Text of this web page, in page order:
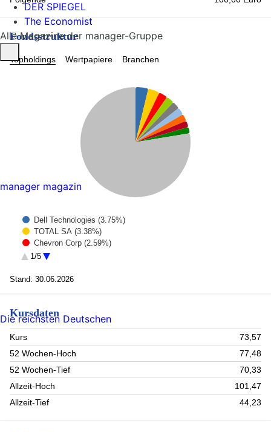
Fondsstruktur
Topholdings Wertpapiere Branchen
Dell Technologies (3.75%)
TOTAL SA (3.38%)
Chevron Corp (2.59%)
Swedish Orphan Biovitrum (2.37%)
STERLING CONSTRUCTION CO COMMON STOCK USD.01
IES Holdings Inc. Registered Shs (new) DL -,01 (1.91%)
FirstService (1.85%)
Rest (77.59%)
1/5
Stand: 30.06.2026
Kursdaten
Kurs
73,57
52 Wochen-Hoch
77,48
52 Wochen-Tief
70,33
Allzeit-Hoch
101,47
Allzeit-Tief
44,23
DER SPIEGEL
The Economist
Alle Magazine der manager-Gruppe
manager magazin
Die reichsten Deutschen